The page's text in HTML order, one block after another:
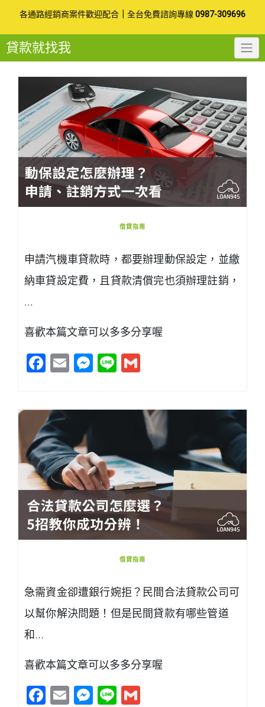
to
content
各通路經銷商案件歡迎配合 全台免費諮詢專線 0987-309696
貸款就找我
借貸指南
申請汽機車貸款時，都要辦理動保設定，並繳
納車貸設定費，且貸款清償完也須辦理註銷，
…
喜歡本篇文章可以多多分享喔
Facebook
EmailMessenger
Line
借貸指南
急需資金卻遭銀行婉拒？民間合法貸款公司可
以幫你解決問題！但是民間貸款有哪些管道
和…
喜歡本篇文章可以多多分享喔
Facebook
EmailMessenger
Line